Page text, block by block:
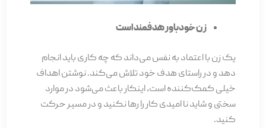
زن خودباور هدفمند است
یک زن با اعتماد به نفس می‌داند که چه کاری باید انجام
دهد و در راستای هدف خود تلاش می‌کند. نوشتن اهداف
خیلی کمک‌کننده است، اینکار باعث می­‌شود در موارد
سختی و شاید نا امیدی کار را رها نکنید و در مسیر حرکت
کنید.